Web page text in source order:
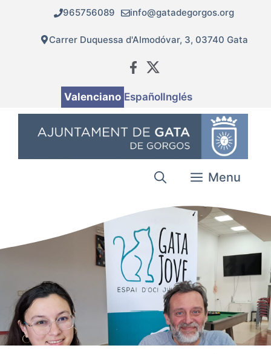
contingut
965756089 info@gatadegorgos.org
Carrer Duquessa d'Almodóvar, 3, 03740 Gata
Valenciano EspañolInglés
Menu